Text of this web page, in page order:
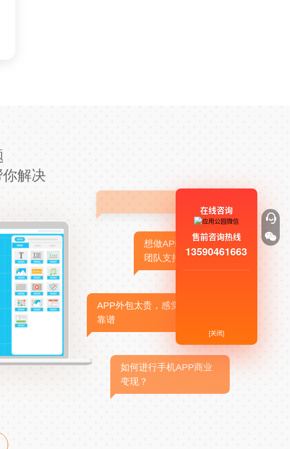
解决
想做APP，但没有技术
团队支持
APP外包太贵，感觉不
靠谱
如何进行手机APP商业
变现？
在线咨询
售前咨询热线
13590461663
[关闭]